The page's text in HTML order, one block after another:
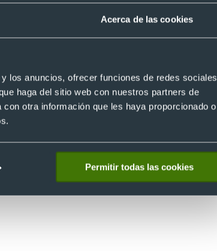
Acerca de las cookies
los anuncios, ofrecer funciones de redes sociales
haga del sitio web con nuestros partners de
otra información que les haya proporcionado o
Permitir todas las cookies
el algodón, poliéster y
consigue una
o conferencias.